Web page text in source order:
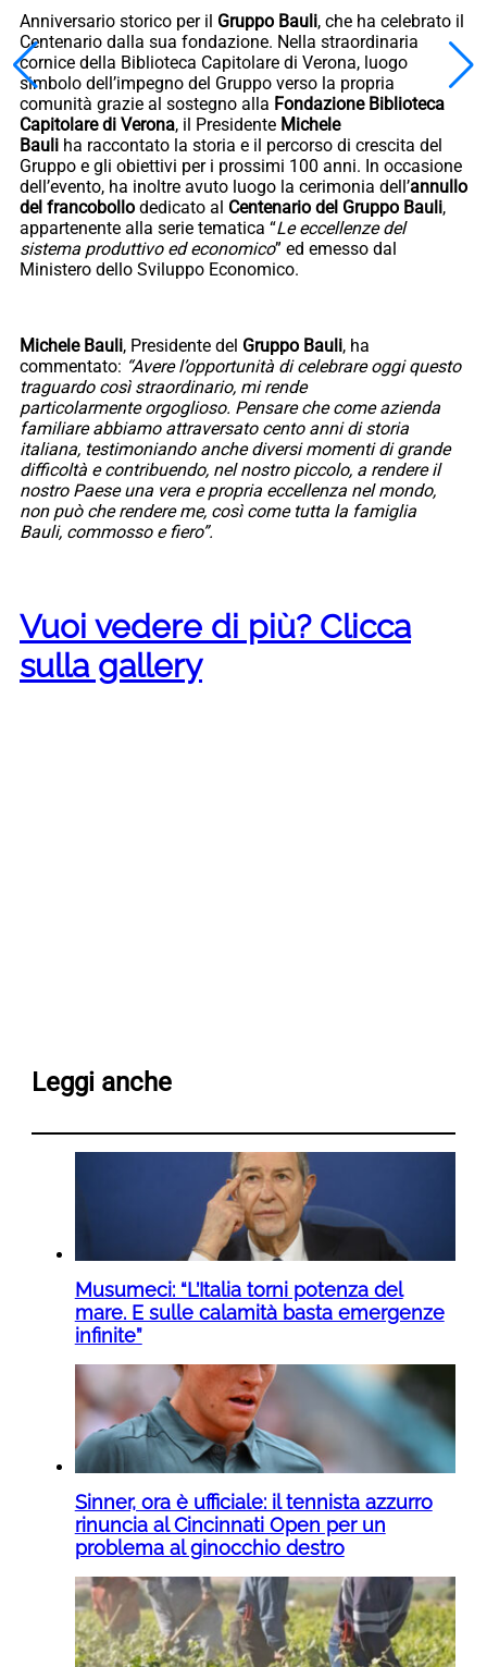
Anniversario storico per il Gruppo Bauli, che ha celebrato il
Centenario dalla sua fondazione. Nella straordinaria
cornice della Biblioteca Capitolare di Verona, luogo
simbolo dell’impegno del Gruppo verso la propria
comunità grazie al sostegno alla Fondazione Biblioteca
Capitolare di Verona, il Presidente Michele
Bauli ha raccontato la storia e il percorso di crescita del
Gruppo e gli obiettivi per i prossimi 100 anni. In occasione
dell’evento, ha inoltre avuto luogo la cerimonia dell’annullo
del francobollo dedicato al Centenario del Gruppo Bauli,
appartenente alla serie tematica “Le eccellenze del
sistema produttivo ed economico” ed emesso dal
Ministero dello Sviluppo Economico.
Michele Bauli, Presidente del Gruppo Bauli, ha
commentato: “Avere l’opportunità di celebrare oggi questo
traguardo così straordinario, mi rende
particolarmente orgoglioso. Pensare che come azienda
familiare abbiamo attraversato cento anni di storia
italiana, testimoniando anche diversi momenti di grande
difficoltà e contribuendo, nel nostro piccolo, a rendere il
nostro Paese una vera e propria eccellenza nel mondo,
non può che rendere me, così come tutta la famiglia
Bauli, commosso e fiero”.
Vuoi vedere di più? Clicca
sulla gallery
Leggi anche
Musumeci: “L’Italia torni potenza del
mare. E sulle calamità basta emergenze
infinite”
Sinner, ora è ufficiale: il tennista azzurro
rinuncia al Cincinnati Open per un
problema al ginocchio destro